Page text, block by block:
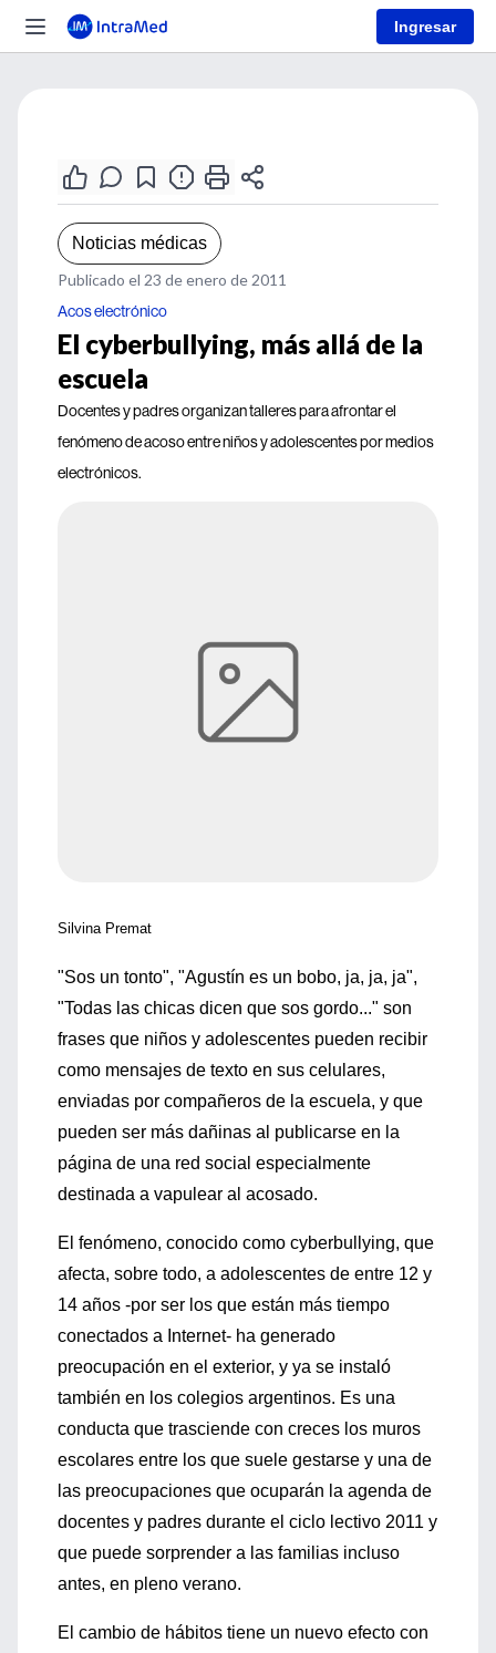
Ingresar
Noticias médicas
Publicado el 23 de enero de 2011
Acos electrónico
El cyberbullying, más allá de la
escuela
Docentes y padres organizan talleres para afrontar el
fenómeno de acoso entre niños y adolescentes por medios
electrónicos.
Silvina Premat
"Sos un tonto", "Agustín es un bobo, ja, ja, ja",
"Todas las chicas dicen que sos gordo..." son
frases que niños y adolescentes pueden recibir
como mensajes de texto en sus celulares,
enviadas por compañeros de la escuela, y que
pueden ser más dañinas al publicarse en la
página de una red social especialmente
destinada a vapulear al acosado.
El fenómeno, conocido como cyberbullying, que
afecta, sobre todo, a adolescentes de entre 12 y
14 años -por ser los que están más tiempo
conectados a Internet- ha generado
preocupación en el exterior, y ya se instaló
también en los colegios argentinos. Es una
conducta que trasciende con creces los muros
escolares entre los que suele gestarse y una de
las preocupaciones que ocuparán la agenda de
docentes y padres durante el ciclo lectivo 2011 y
que puede sorprender a las familias incluso
antes, en pleno verano.
El cambio de hábitos tiene un nuevo efecto con